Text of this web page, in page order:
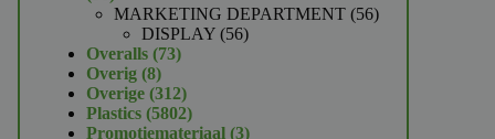
producten
MARKETING DEPARTMENT 5656
DISPLAY 5656
Overalls 7373
Overig 88
producten
Overige 312312
producten
Plastics 58025802
producten
Promotiemateriaal 33